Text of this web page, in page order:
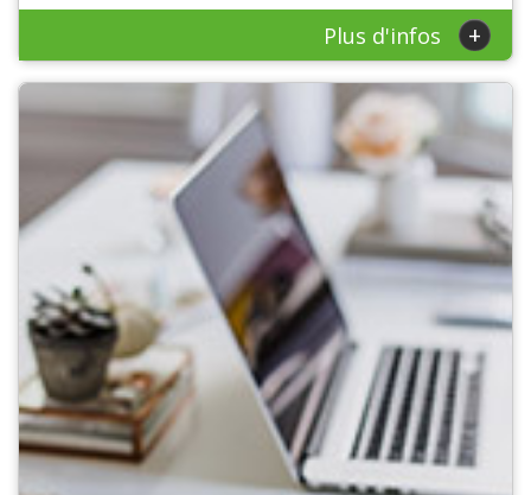
Plus d'infos +